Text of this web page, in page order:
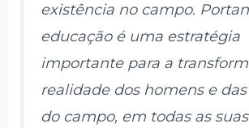
existência no campo.
educação é uma estratégia
importante para a
realidade dos homens e
do campo, em todas as suas